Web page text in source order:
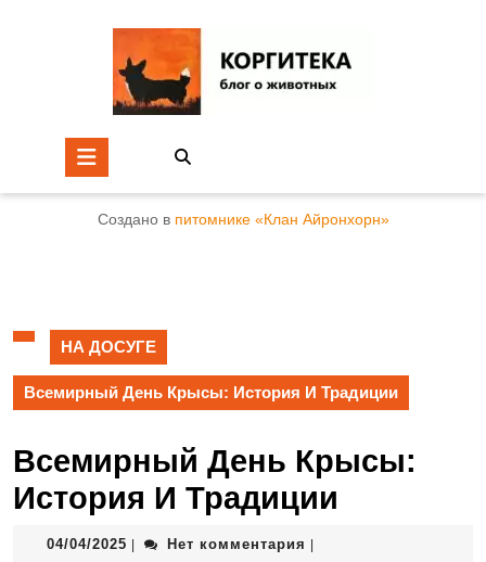
Создано в питомнике «Клан Айронхорн»
НА ДОСУГЕ
Всемирный День Крысы: История И Традиции
Всемирный День Крысы:
История И Традиции
04/04/2025 Нет комментария